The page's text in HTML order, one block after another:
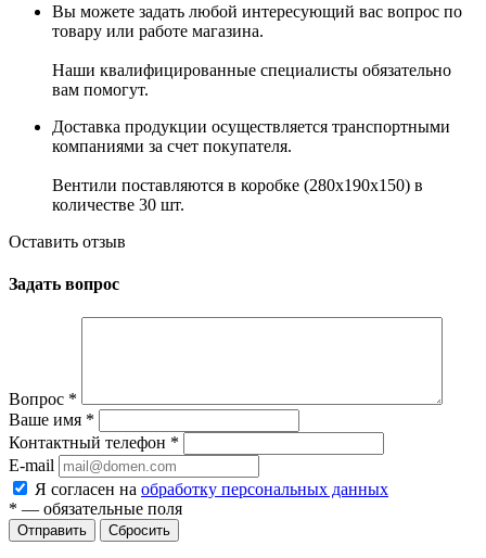
Вы можете задать любой интересующий вас вопрос по
товару или работе магазина.
Наши квалифицированные специалисты обязательно
вам помогут.
Доставка продукции осуществляется транспортными
компаниями за счет покупателя.
Вентили поставляются в коробке (280x190x150) в
количестве 30 шт.
Оставить отзыв
Задать вопрос
Вопрос *
Ваше имя *
Контактный телефон *
E-mail
Я согласен на обработку персональных данных
* — обязательные поля
Сбросить